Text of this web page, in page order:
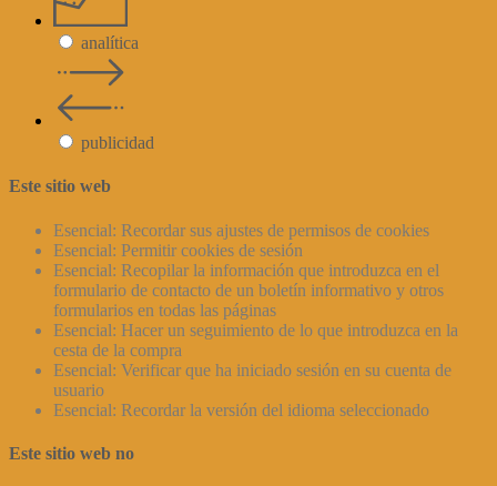
analítica
publicidad
Este sitio web
Esencial: Recordar sus ajustes de permisos de cookies
Esencial: Permitir cookies de sesión
Esencial: Recopilar la información que introduzca en el
formulario de contacto de un boletín informativo y otros
formularios en todas las páginas
Esencial: Hacer un seguimiento de lo que introduzca en la
cesta de la compra
Esencial: Verificar que ha iniciado sesión en su cuenta de
usuario
Esencial: Recordar la versión del idioma seleccionado
Este sitio web no